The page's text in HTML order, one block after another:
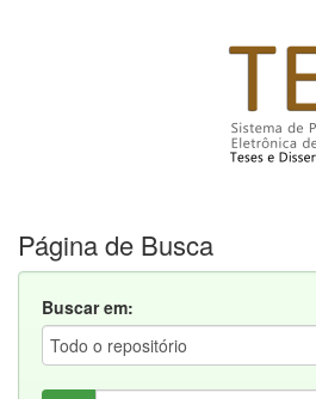
Página de Busca
Buscar em: